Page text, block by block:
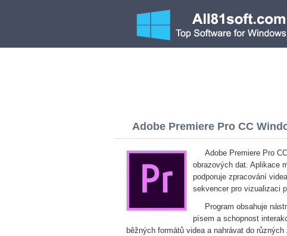
Adobe Premiere Pro CC
Adobe Premiere Pro
obrazových dat. Aplikace
podporuje zpracování
sekvencer pro vizualizaci
Program obsahuje
písem a schopnost
běžných formátů videa a nahrávat do